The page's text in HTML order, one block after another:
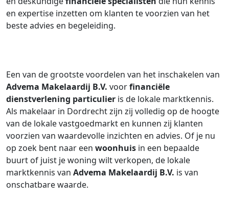
en expertise inzetten om klanten te voorzien van het
beste advies en begeleiding.
Een van de grootste voordelen van het inschakelen van
Advema Makelaardij B.V. voorfinanciële
dienstverlening particulier is de lokale marktkennis.
Als makelaar in Dordrecht zijn zij volledig op de hoogte
van de lokale vastgoedmarkt en kunnen zij klanten
voorzien van waardevolle inzichten en advies. Of je nu
op zoek bent naar een woonhuis in een bepaalde
buurt of juist je woning wilt verkopen, de lokale
marktkennis van Advema Makelaardij B.V. is van
onschatbare waarde.